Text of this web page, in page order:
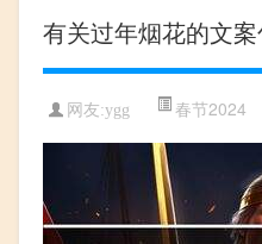
有关过年烟花的文
网友:ygg 春节2024